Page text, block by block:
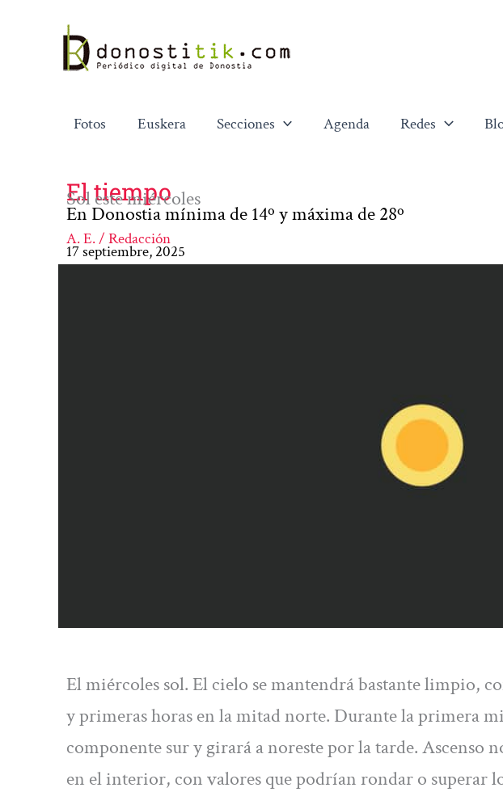
contenido
Fotos Euskera Secciones Agenda Redes
El tiempo
Sol este miércoles
En Donostia mínima de 14º y máxima de 28º
A. E. / Redacción
17 septiembre, 2025
El miércoles sol. El cielo se mantendrá bastante limpio,
y primeras horas en la mitad norte. Durante la primera
componente sur y girará a noreste por la tarde. Ascenso
en el interior, con valores que podrían rondar o superar